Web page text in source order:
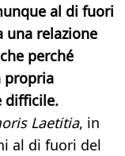
al di fuori
una relazione
perché
propria
difficile.
Laetitia, in
al di fuori del